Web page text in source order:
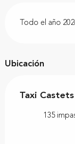
Todo el año
Ubicación
Taxi Castets
135